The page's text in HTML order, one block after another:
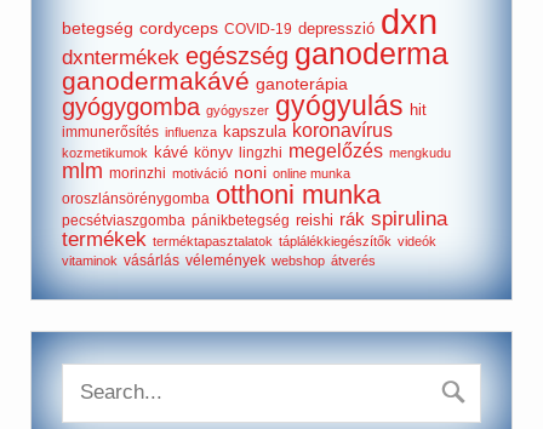
betegség cordyceps COVID-19 depresszió dxn
dxntermékek egészség ganoderma
ganodermakávé ganoterápia
gyógygomba gyógyszer gyógyulás hit
immunerősítés influenza kapszula koronavírus
kozmetikumok kávé könyv lingzhi megelőzés mengkudu
mlm morinzhi motiváció noni online munka
oroszlánsörénygomba otthoni munka
pecsétviaszgomba pánikbetegség reishi rák spirulina
termékek terméktapasztalatok táplálékkiegészítők videók
vitaminok vásárlás vélemények webshop átverés